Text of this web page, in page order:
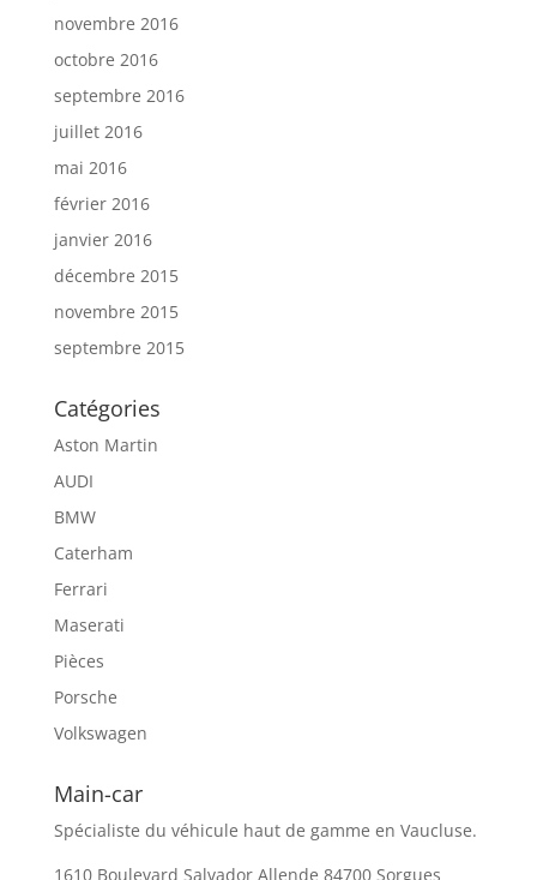
novembre 2016
octobre 2016
septembre 2016
juillet 2016
mai 2016
février 2016
janvier 2016
décembre 2015
novembre 2015
septembre 2015
Catégories
Aston Martin
AUDI
BMW
Caterham
Ferrari
Maserati
Pièces
Porsche
Volkswagen
Main-car
Spécialiste du véhicule haut de gamme en Vaucluse.
1610 Boulevard Salvador Allende 84700 Sorgues